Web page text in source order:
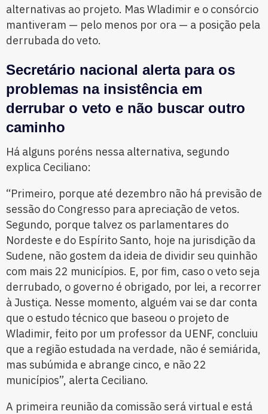
alternativas ao projeto. Mas Wladimir e o consórcio
mantiveram — pelo menos por ora — a posição pela
derrubada do veto.
Secretário nacional alerta para os
problemas na insistência em
derrubar o veto e não buscar outro
caminho
Há alguns poréns nessa alternativa, segundo
explica Ceciliano:
“Primeiro, porque até dezembro não há previsão de
sessão do Congresso para apreciação de vetos.
Segundo, porque talvez os parlamentares do
Nordeste e do Espírito Santo, hoje na jurisdição da
Sudene, não gostem da ideia de dividir seu quinhão
com mais 22 municípios. E, por fim, caso o veto seja
derrubado, o governo é obrigado, por lei, a recorrer
à Justiça. Nesse momento, alguém vai se dar conta
que o estudo técnico que baseou o projeto de
Wladimir, feito por um professor da UENF, concluiu
que a região estudada na verdade, não é semiárida,
mas subúmida e abrange cinco, e não 22
municípios”, alerta Ceciliano.
A primeira reunião da comissão será virtual e está